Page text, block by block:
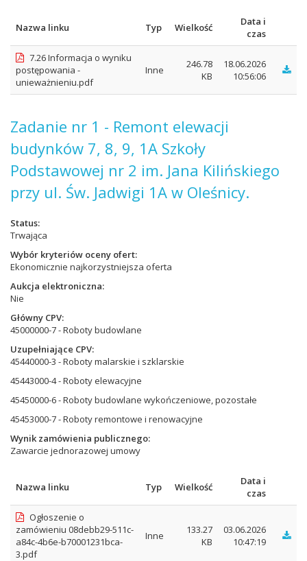
Nazwa linku Typ Wielkość
Data i
czas
7.26 Informacja o wyniku
postępowania -
unieważnieniu.pdf
Inne
246.78
KB
18.06.2026
10:56:06
Zadanie nr 1 - Remont elewacji
budynków 7, 8, 9, 1A Szkoły
Podstawowej nr 2 im. Jana Kilińskiego
przy ul. Św. Jadwigi 1A w Oleśnicy.
Status
Trwająca
Wybór kryteriów oceny ofert
Ekonomicznie najkorzystniejsza oferta
Aukcja elektroniczna
Nie
Główny CPV
45000000-7 - Roboty budowlane
Uzupełniające CPV
45440000-3 - Roboty malarskie i szklarskie
45443000-4 - Roboty elewacyjne
45450000-6 - Roboty budowlane wykończeniowe, pozostałe
45453000-7 - Roboty remontowe i renowacyjne
Wynik zamówienia publicznego
Zawarcie jednorazowej umowy
Nazwa linku Typ Wielkość
Data i
czas
Ogłoszenie o
zamówieniu 08debb29-511c-
a84c-4b6e-b70001231bca-
3.pdf
Inne
133.27
KB
03.06.2026
10:47:19